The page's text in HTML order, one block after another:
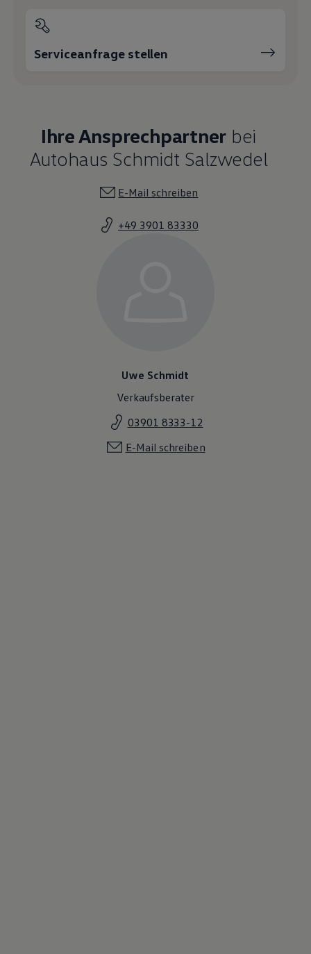
Serviceanfrage stellen
Ihre Ansprechpartner bei
Autohaus Schmidt Salzwedel
E-Mail schreiben
+49 3901 83330
Uwe Schmidt
Verkaufsberater
03901 8333-12
E-Mail schreiben